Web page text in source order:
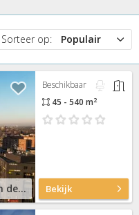
Sorteer op:
Populair
Prijs
Nieuw
Rivium Quadrant 75, Capelle aan den IJssel
Beschikbaar
45 - 540 m2
Bekijk